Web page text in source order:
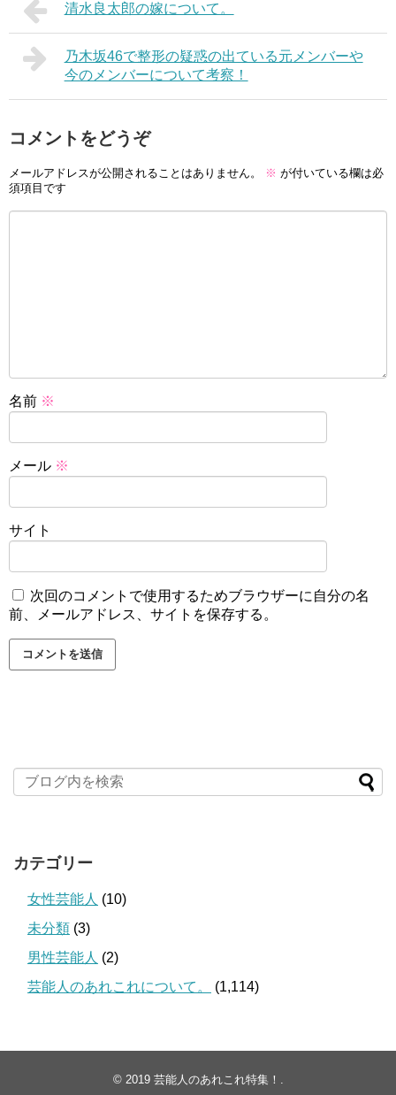
清水良太郎の嫁について。
乃木坂46で整形の疑惑の出ている元メンバーや
今のメンバーについて考察！
コメントをどうぞ
メールアドレスが公開されることはありません。 ※ が付いている欄は必
須項目です
名前 ※
メール ※
サイト
次回のコメントで使用するためブラウザーに自分の名
前、メールアドレス、サイトを保存する。
カテゴリー
女性芸能人 (10)
未分類 (3)
男性芸能人 (2)
芸能人のあれこれについて。
(1,114)
© 2019 芸能人のあれこれ特集！